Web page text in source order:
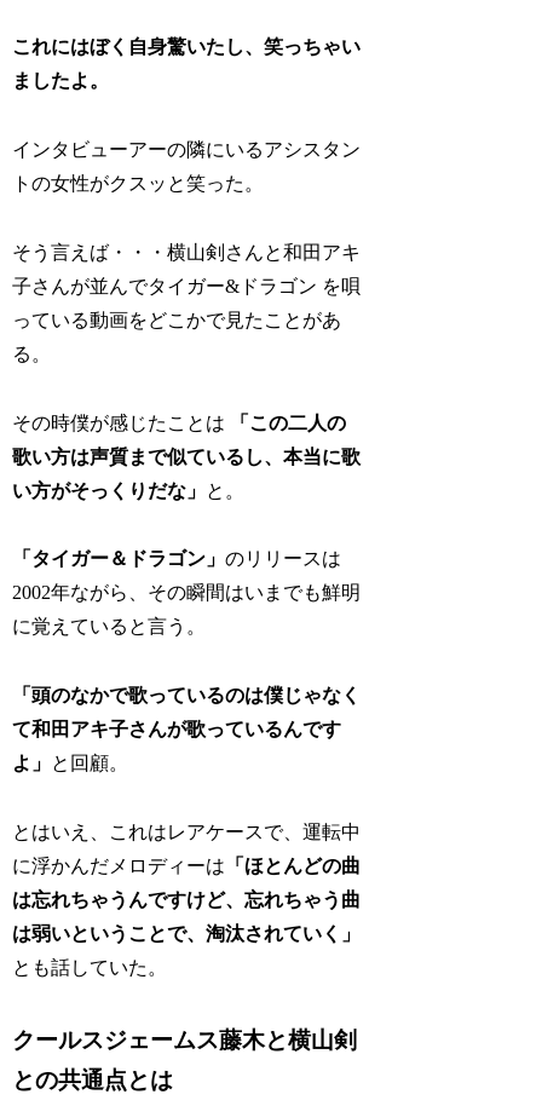
これにはぼく自身驚いたし、笑っちゃい
ましたよ。
インタビューアーの隣にいるアシスタン
トの女性がクスッと笑った。
そう言えば・・・横山剣さんと和田アキ
子さんが並んでタイガー&ドラゴン を唄
っている動画をどこかで見たことがあ
る。
その時僕が感じたことは
「この二人の
歌い方は声質まで似ているし、本当に歌
い方がそっくりだな」 と。
「タイガー＆ドラゴン」のリリースは
2002年ながら、その瞬間はいまでも鮮明
に覚えていると言う。
「頭のなかで歌っているのは僕じゃなく
て和田アキ子さんが歌っているんです
よ」 と回顧。
とはいえ、これはレアケースで、運転中
に浮かんだメロディーは 「ほとんどの曲
は忘れちゃうんですけど、忘れちゃう曲
は弱いということで、淘汰されていく」
とも話していた。
クールスジェームス藤木と横山剣
との共通点とは